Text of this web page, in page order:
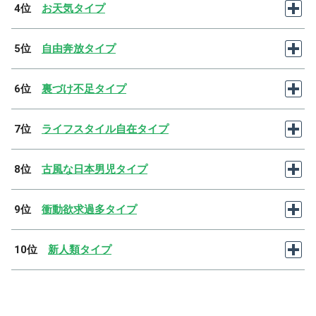
4位 お天気タイプ
5位 自由奔放タイプ
6位 裏づけ不足タイプ
7位 ライフスタイル自在タイプ
8位 古風な日本男児タイプ
9位 衝動欲求過多タイプ
10位 新人類タイプ